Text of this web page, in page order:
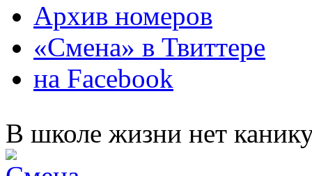
Архив номеров
«Смена» в Твиттере
на Facebook
В школе жизни нет